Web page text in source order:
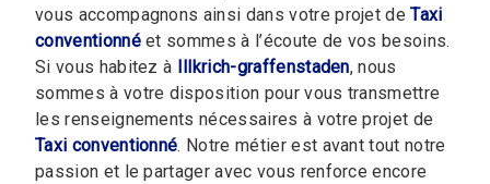
vous accompagnons ainsi dans votre projet deTaxi
conventionnéet sommes à l’écoute de vos besoins.
Si vous habitez à Illkrich-graffenstaden, nous
sommes à votre disposition pour vous transmettre
les renseignements nécessaires à votre projet de
Taxi conventionné. Notre métier est avant tout notre
passion et le partager avec vous renforce encore